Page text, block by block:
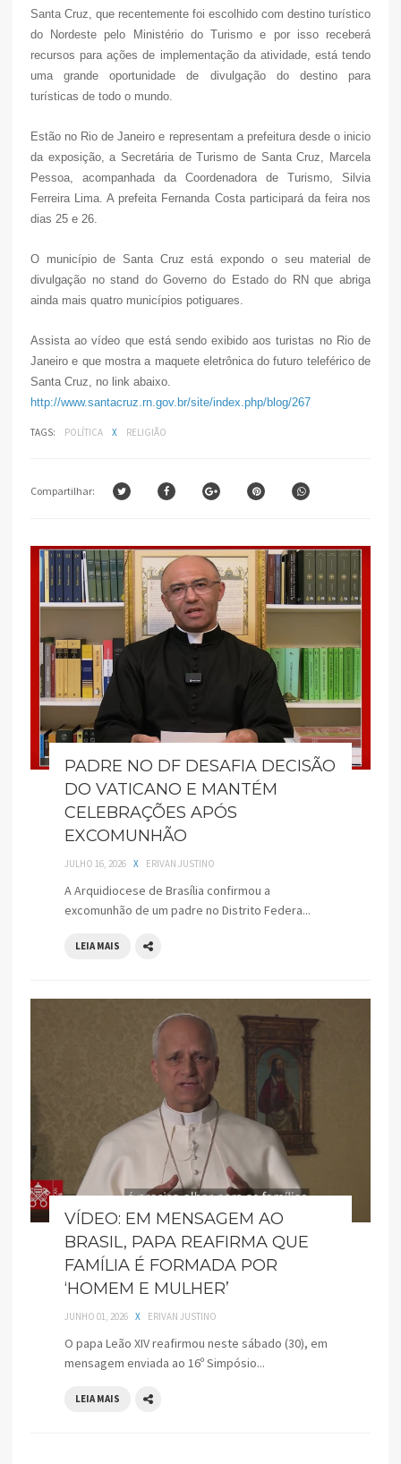
Santa Cruz, que recentemente foi escolhido com destino turístico
do Nordeste pelo Ministério do Turismo e por isso receberá
recursos para ações de implementação da atividade, está tendo
uma grande oportunidade de divulgação do destino para
turísticas de todo o mundo.
Estão no Rio de Janeiro e representam a prefeitura desde o inicio
da exposição, a Secretária de Turismo de Santa Cruz, Marcela
Pessoa, acompanhada da Coordenadora de Turismo, Silvia
Ferreira Lima. A prefeita Fernanda Costa participará da feira nos
dias 25 e 26.
O município de Santa Cruz está expondo o seu material de
divulgação no stand do Governo do Estado do RN que abriga
ainda mais quatro municípios potiguares.
Assista ao vídeo que está sendo exibido aos turistas no Rio de
Janeiro e que mostra a maquete eletrônica do futuro teleférico de
Santa Cruz, no link abaixo.
http://www.santacruz.rn.gov.br/site/index.php/blog/267
TAGS: POLÍTICA X RELIGIÃO
Compartilhar:
PADRE NO DF DESAFIA DECISÃO
DO VATICANO E MANTÉM
CELEBRAÇÕES APÓS
EXCOMUNHÃO
JULHO 16, 2026 X ERIVAN JUSTINO
A Arquidiocese de Brasília confirmou a
excomunhão de um padre no Distrito Federa...
LEIA MAIS
VÍDEO: EM MENSAGEM AO
BRASIL, PAPA REAFIRMA QUE
FAMÍLIA É FORMADA POR
‘HOMEM E MULHER’
JUNHO 01, 2026 X ERIVAN JUSTINO
O papa Leão XIV reafirmou neste sábado (30), em
mensagem enviada ao 16º Simpósio...
LEIA MAIS